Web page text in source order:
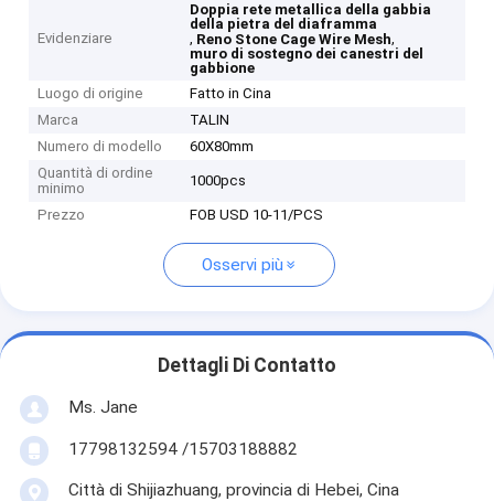
Evidenziare
Doppia rete metallica della gabbia
della pietra del diaframma
, Reno Stone Cage Wire Mesh,
muro di sostegno dei canestri del
gabbione
Luogo di origine
Fatto in Cina
Marca
TALIN
Numero di modello
60X80mm
Quantità di ordine
minimo
1000pcs
Prezzo FOB USD 10-11/PCS
Osservi più
Dettagli Di Contatto
Ms. Jane
17798132594 /15703188882
Città di Shijiazhuang, provincia di Hebei, Cina